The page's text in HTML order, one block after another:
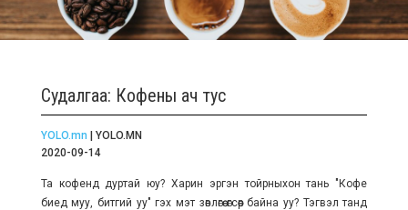
Судалгаа: Кофены ач тус
YOLO.mn | YOLO.MN
2020-09-14
Та кофенд дуртай юу? Харин эргэн тойрныхон тань "Кофе
биед муу, битгий уу" гэх мэт зөвлөгөө өгсөөр байна уу? Тэгвэл танд